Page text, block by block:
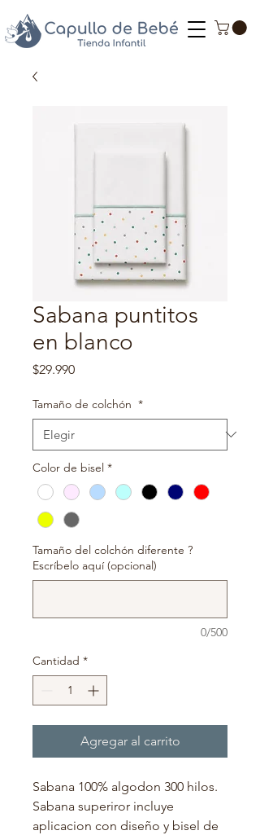
Sabana puntitos
en blanco
$29.990Precio
Tamaño de colchón *
Color de bisel *
Tamaño del colchón diferente ?
Escríbelo aquí (opcional)
0/500
Cantidad *
Agregar al carrito
Sabana 100% algodon 300 hilos.
Sabana superiror incluye
aplicacion con diseño y bisel de